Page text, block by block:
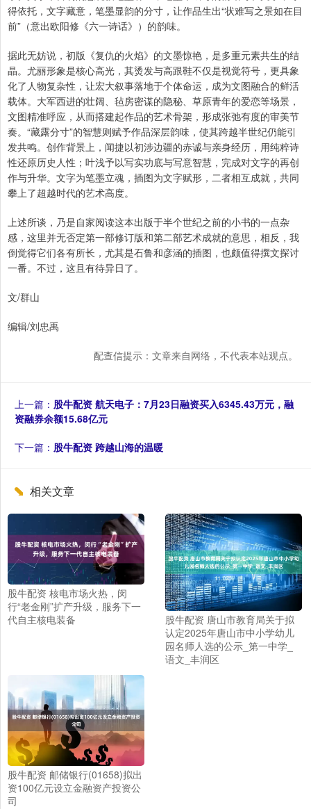
得依托，文字藏意，笔墨显韵的分寸，让作品生出“状难写之景如在目
前”（意出欧阳修《六一诗话》）的韵味。
据此无妨说，初版《复仇的火焰》的文墨惊艳，是多重元素共生的结
晶。尤丽形象是核心高光，其烫发与高跟鞋不仅是视觉符号，更具象
化了人物复杂性，让宏大叙事落地于个体命运，成为文图融合的鲜活
载体。大军西进的壮阔、毡房密谋的隐秘、草原青年的爱恋等场景，
文图精准呼应，从而搭建起作品的艺术骨架，形成张弛有度的审美节
奏。“藏露分寸”的智慧则赋予作品深层韵味，使其跨越半世纪仍能引
发共鸣。创作背景上，闻捷以初涉边疆的赤诚与亲身经历，用纯粹诗
性还原历史人性；叶浅予以写实功底与写意智慧，完成对文字的再创
作与升华。文字为笔墨立魂，插图为文字赋形，二者相互成就，共同
攀上了超越时代的艺术高度。
上述所谈，乃是自家阅读这本出版于半个世纪之前的小书的一点杂
感，这里并无否定第一部修订版和第二部艺术成就的意思，相反，我
倒觉得它们各有所长，尤其是石鲁和彦涵的插图，也颇值得撰文探讨
一番。不过，这且有待异日了。
文/群山
编辑/刘忠禹
配查信提示：文章来自网络，不代表本站观点。
上一篇： 股牛配资 航天电子：7月23日融资买入6345.43万元，融
资融券余额15.68亿元
下一篇： 股牛配资 跨越山海的温暖
相关文章
股牛配资 核电市场火热，闵
行“老金刚”扩产升级，服务下一
代自主核电装备
股牛配资 唐山市教育局关于拟
认定2025年唐山市中小学幼儿
园名师人选的公示_第一中学_
语文_丰润区
股牛配资 邮储银行(01658)拟出
资100亿元设立金融资产投资公
司